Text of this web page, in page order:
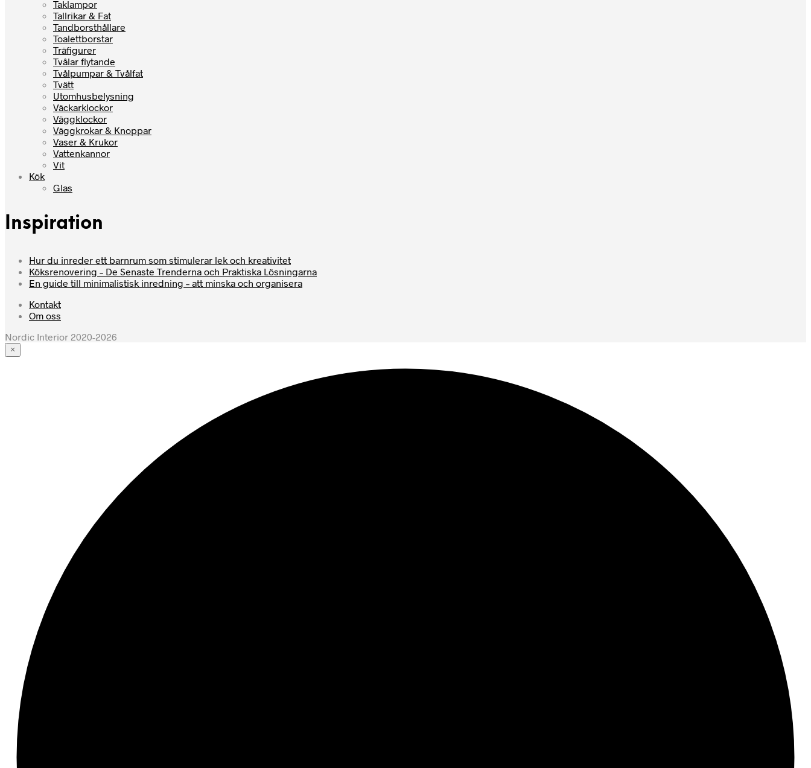
Taklampor
Tallrikar & Fat
Tandborsthållare
Toalettborstar
Träfigurer
Tvålar flytande
Tvålpumpar & Tvålfat
Tvätt
Utomhusbelysning
Väckarklockor
Väggklockor
Väggkrokar & Knoppar
Vaser & Krukor
Vattenkannor
Vit
Kök
Glas
Inspiration
Hur du inreder ett barnrum som stimulerar lek och kreativitet
Köksrenovering – De Senaste Trenderna och Praktiska Lösningarna
En guide till minimalistisk inredning – att minska och organisera
Kontakt
Om oss
Nordic Interior 2020-2026
×